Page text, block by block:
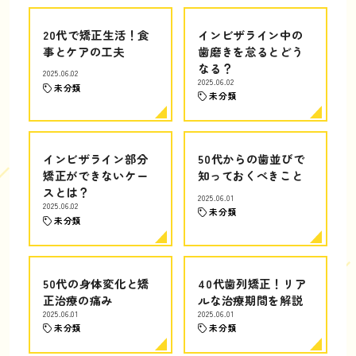
20代で矯正生活！食
事とケアの工夫
2025.06.02
未分類
インビザライン中の
歯磨きを怠るとどう
なる？
2025.06.02
未分類
インビザライン部分
矯正ができないケー
スとは？
2025.06.02
未分類
50代からの歯並びで
知っておくべきこと
2025.06.01
未分類
50代の身体変化と矯
正治療の痛み
2025.06.01
未分類
40代歯列矯正！リア
ルな治療期間を解説
2025.06.01
未分類